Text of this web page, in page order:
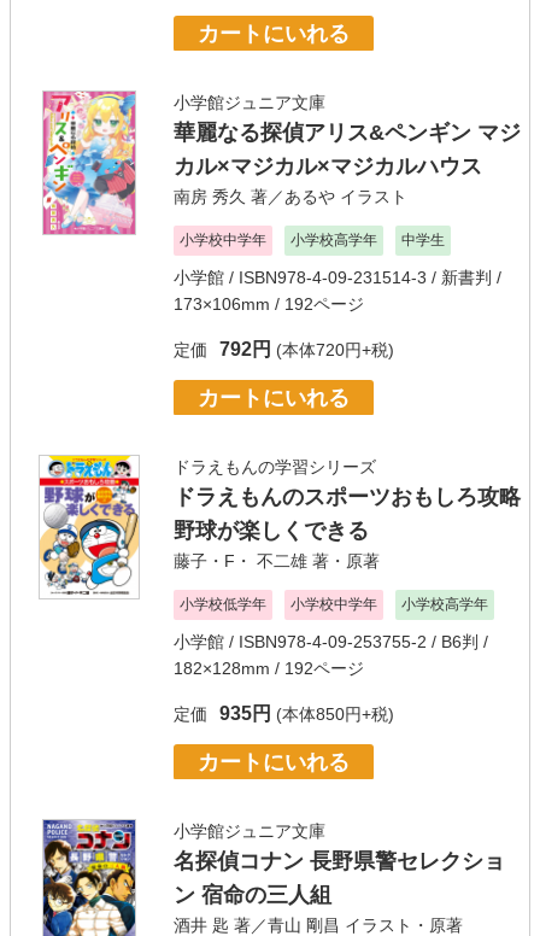
カートにいれる
小学館ジュニア文庫
華麗なる探偵アリス&ペンギン マジ
カル×マジカル×マジカルハウス
南房 秀久 著／あるや イラスト
小学校中学年 小学校高学年 中学生
小学館 / ISBN978-4-09-231514-3 / 新書判 /
173×106mm / 192ページ
定価 792円 (本体720円+税)
カートにいれる
ドラえもんの学習シリーズ
ドラえもんのスポーツおもしろ攻略
野球が楽しくできる
藤子・F・ 不二雄 著・原著
小学校低学年 小学校中学年 小学校高学年
小学館 / ISBN978-4-09-253755-2 / B6判 /
182×128mm / 192ページ
定価 935円 (本体850円+税)
カートにいれる
小学館ジュニア文庫
名探偵コナン 長野県警セレクショ
ン 宿命の三人組
酒井 匙 著／青山 剛昌 イラスト・原著